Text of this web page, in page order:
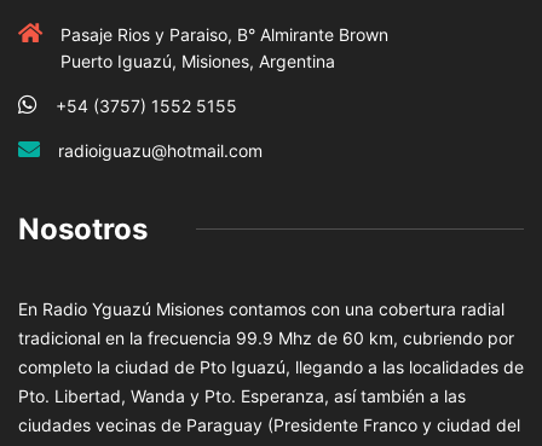
Pasaje Rios y Paraiso, B° Almirante Brown
Puerto Iguazú, Misiones, Argentina
+54 (3757) 1552 5155
radioiguazu@hotmail.com
Nosotros
En Radio Yguazú Misiones contamos con una cobertura radial
tradicional en la frecuencia 99.9 Mhz de 60 km, cubriendo por
completo la ciudad de Pto Iguazú, llegando a las localidades de
Pto. Libertad, Wanda y Pto. Esperanza, así también a las
ciudades vecinas de Paraguay (Presidente Franco y ciudad del